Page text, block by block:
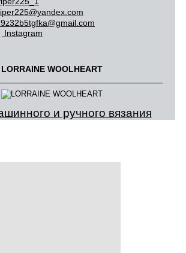
Instagram
LORRAINE WOOLHEART
и ручного вязания